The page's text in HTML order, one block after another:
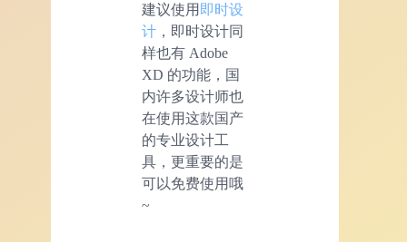
建议使用 即时设
计 ，即时设计同
样也有 Adobe
XD 的功能，国
内许多设计师也
在使用这款国产
的专业设计工
具，更重要的是
可以免费使用哦
~